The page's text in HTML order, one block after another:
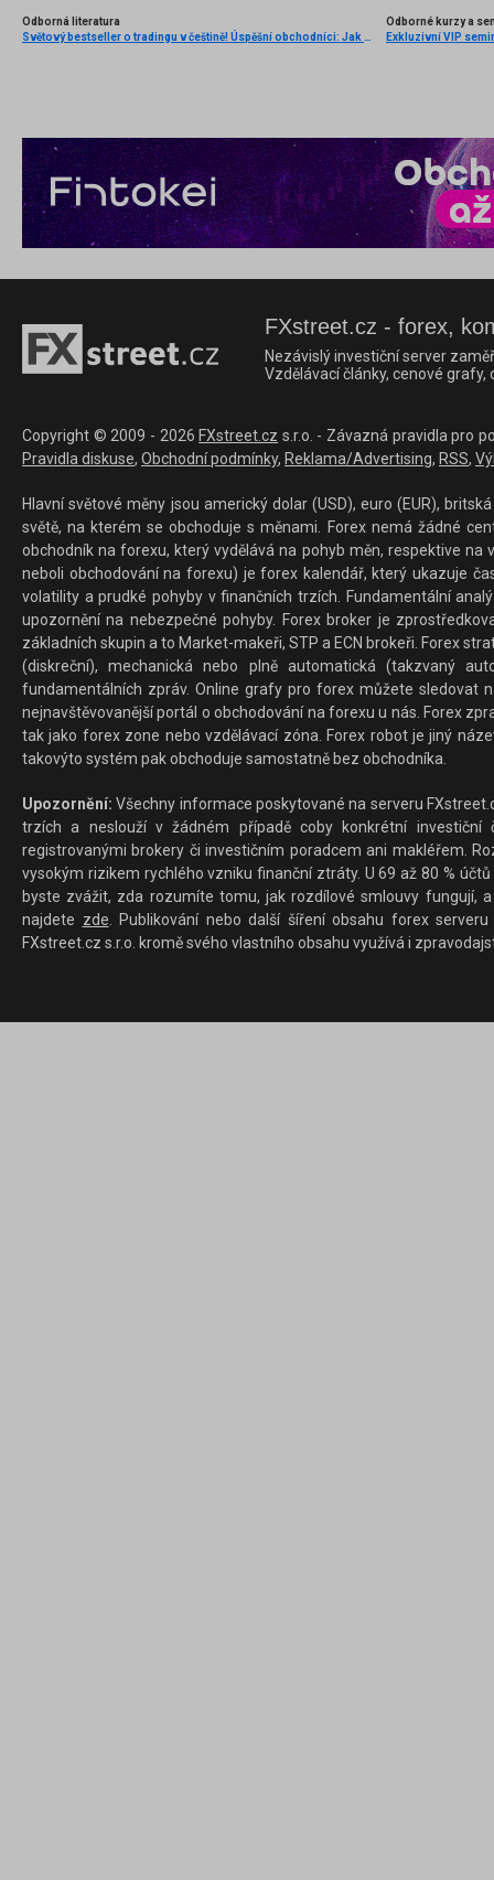
Odborná literatura
Světový bestseller o tradingu v češtině! Úspěšní obchodníci: Jak běžní lidé porážejí Wall Street v jeho vlastní hře
Odborné kurzy a
Exkluzivní VIP
FXstreet.cz - forex,
Nezávislý investiční server
Vzdělávací články, cenové
Copyright © 2009 - 2026 FXstreet.cz s.r.o. - Závazná pravidla pro
Pravidla diskuse, Obchodní podmínky, Reklama/Advertising, RSS,
Hlavní světové měny jsou americký dolar (USD), euro (EUR),
světě, na kterém se obchoduje s měnami. Forex nemá žádné
obchodník na forexu, který vydělává na pohyb měn, respektive
neboli obchodování na forexu) je forex kalendář, který ukazuje
volatility a prudké pohyby v finančních trzích. Fundamentální
upozornění na nebezpečné pohyby. Forex broker je
základních skupin a to Market-makeři, STP a ECN brokeři. Forex
(diskreční), mechanická nebo plně automatická (takzvaný
fundamentálních zpráv. Online grafy pro forex můžete sledovat
nejnavštěvovanější portál o obchodování na forexu u nás. Forex
tak jako forex zone nebo vzdělávací zóna. Forex robot je jiný
takovýto systém pak obchoduje samostatně bez obchodníka.
Upozornění: Všechny informace poskytované na serveru
trzích a neslouží v žádném případě coby konkrétní investiční
registrovanými brokery či investičním poradcem ani makléřem.
vysokým rizikem rychlého vzniku finanční ztráty. U 69 až 80 %
byste zvážit, zda rozumíte tomu, jak rozdílové smlouvy fungují,
najdete zde. Publikování nebo další šíření obsahu forex
FXstreet.cz s.r.o. kromě svého vlastního obsahu využívá i